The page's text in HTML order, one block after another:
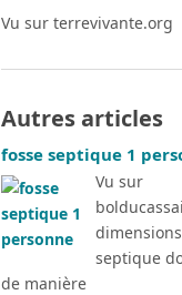
Vu sur terrevivante.org
Autres articles
fosse septique 1
Vu sur
septique
de manière